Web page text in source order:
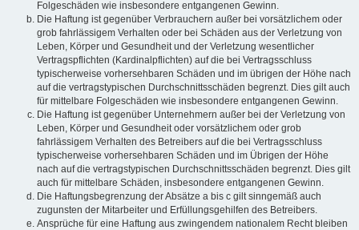
Folgeschäden wie insbesondere entgangenen Gewinn.
Die Haftung ist gegenüber Verbrauchern außer bei vorsätzlichem oder
grob fahrlässigem Verhalten oder bei Schäden aus der Verletzung von
Leben, Körper und Gesundheit und der Verletzung wesentlicher
Vertragspflichten (Kardinalpflichten) auf die bei Vertragsschluss
typischerweise vorhersehbaren Schäden und im übrigen der Höhe nach
auf die vertragstypischen Durchschnittsschäden begrenzt. Dies gilt auch
für mittelbare Folgeschäden wie insbesondere entgangenen Gewinn.
Die Haftung ist gegenüber Unternehmern außer bei der Verletzung von
Leben, Körper und Gesundheit oder vorsätzlichem oder grob
fahrlässigem Verhalten des Betreibers auf die bei Vertragsschluss
typischerweise vorhersehbaren Schäden und im Übrigen der Höhe
nach auf die vertragstypischen Durchschnittsschäden begrenzt. Dies gilt
auch für mittelbare Schäden, insbesondere entgangenen Gewinn.
Die Haftungsbegrenzung der Absätze a bis c gilt sinngemäß auch
zugunsten der Mitarbeiter und Erfüllungsgehilfen des Betreibers.
Ansprüche für eine Haftung aus zwingendem nationalem Recht bleiben